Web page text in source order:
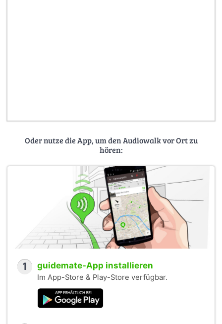
Oder nutze die App, um den Audiowalk vor Ort zu
hören:
1 guidemate-App installieren
Im App-Store & Play-Store verfügbar.